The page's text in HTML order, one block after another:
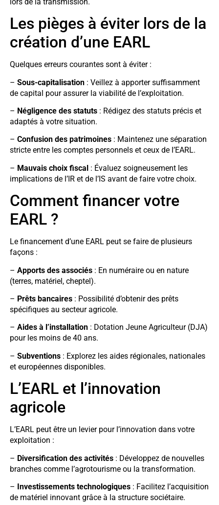
Les pièges à éviter lors de la
création d’une EARL
Quelques erreurs courantes sont à éviter :
– Sous-capitalisation : Veillez à apporter suffisamment
de capital pour assurer la viabilité de l’exploitation.
– Négligence des statuts : Rédigez des statuts précis et
adaptés à votre situation.
– Confusion des patrimoines : Maintenez une séparation
stricte entre les comptes personnels et ceux de l’EARL.
– Mauvais choix fiscal : Évaluez soigneusement les
implications de l’IR et de l’IS avant de faire votre choix.
Comment financer votre
EARL ?
Le financement d’une EARL peut se faire de plusieurs
façons :
– Apports des associés : En numéraire ou en nature
(terres, matériel, cheptel).
– Prêts bancaires : Possibilité d’obtenir des prêts
spécifiques au secteur agricole.
– Aides à l’installation : Dotation Jeune Agriculteur (DJA)
pour les moins de 40 ans.
– Subventions : Explorez les aides régionales, nationales
et européennes disponibles.
L’EARL et l’innovation
agricole
L’EARL peut être un levier pour l’innovation dans votre
exploitation :
– Diversification des activités : Développez de nouvelles
branches comme l’agrotourisme ou la transformation.
– Investissements technologiques : Facilitez l’acquisition
de matériel innovant grâce à la structure sociétaire.